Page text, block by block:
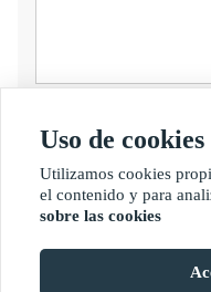
presentar
Copyright por ©
Uso de cookies
Utilizamos cookies
el contenido y para
sobre las cookies